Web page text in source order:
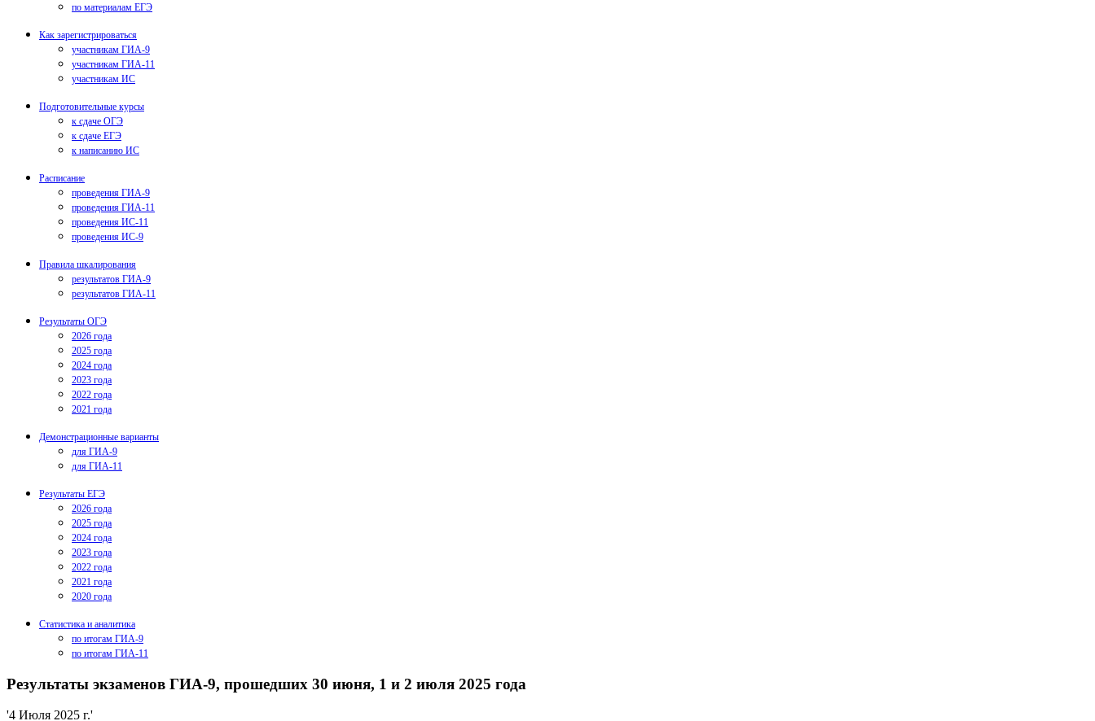
по материалам ЕГЭ
Как зарегистрироваться
участникам ГИА-9
участникам ГИА-11
участникам ИС
Подготовительные курсы
к сдаче ОГЭ
к сдаче ЕГЭ
к написанию ИС
Расписание
проведения ГИА-9
проведения ГИА-11
проведения ИС-11
проведения ИС-9
Правила шкалирования
результатов ГИА-9
результатов ГИА-11
Результаты ОГЭ
2026 года
2025 года
2024 года
2023 года
2022 года
2021 года
Демонстрационные варианты
для ГИА-9
для ГИА-11
Результаты ЕГЭ
2026 года
2025 года
2024 года
2023 года
2022 года
2021 года
2020 года
Статистика и аналитика
по итогам ГИА-9
по итогам ГИА-11
Результаты экзаменов ГИА-9, прошедших 30 июня, 1 и 2 июля 2025 года
'4 Июля 2025 г.'